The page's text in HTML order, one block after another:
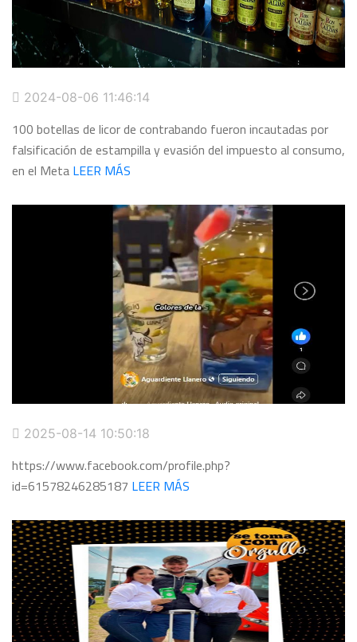
2024-08-06 11:46:14
100 botellas de licor de contrabando fueron incautadas por
falsificación de estampilla y evasión del impuesto al consumo,
en el MetaLEER MÁS
2025-08-14 10:50:18
https://www.facebook.com/profile.php?
id=61578246285187 LEER MÁS